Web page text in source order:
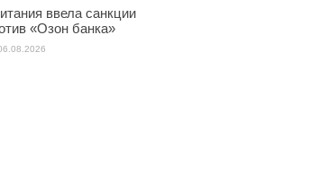
ввела санкции
«Озон банка»